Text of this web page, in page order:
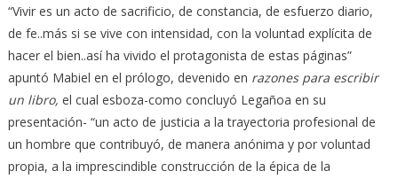
“Vivir es un acto de sacrificio, de constancia, de esfuerzo diario,
de fe..más si se vive con intensidad, con la voluntad explícita de
hacer el bien..así ha vivido el protagonista de estas páginas”
apuntó Mabiel en el prólogo, devenido en razones para escribir
un libro, el cual esboza-como concluyó Legañoa en su
presentación- “un acto de justicia a la trayectoria profesional de
un hombre que contribuyó, de manera anónima y por voluntad
propia, a la imprescindible construcción de la épica de la